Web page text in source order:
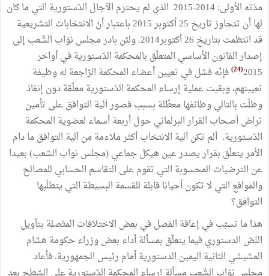
مدّته الأولى: 2014-2015 الذي لم يحترم الآجال الدّستورية التي ما كان
لها أن تتجاوز تاريخ 25 أكتوبر 2015 باعتبار أنّ الانتخابات التشريعية
قد انتظمت بتاريخ 26 أكتوبر2014. ولئن بادر مجلس نوّاب الشّعب إلى
إصدار القانون الأساسي المتعلّق بالمحكمة الدّستورية في أواخر
2015
(24)
فإنّه فشل في تعيين أعضاء المحكمة الرّاجعة له وظيفة
تعيينهم، وبقيت عملية إرساء المحكمة الدّستورية معلّقة دون إنفاذ
وظلّت بالتالي وظائفها معطّلة بسبب قصور آلية التوافق على تأمين
تراض أصحاب القرار البرلماني حول أربعة أسماء لعضوية المحكمة
الدّستورية. ألم تكن آلية الانتخاب أكثر ملاءمة من آلية التوافق ما دام
الأمر يتعلّق بقرار يصدر عين هيكل جماعي (مجلس نواب الشعب) بعيدا
عن الترضيات المحسوبة التي تقوم على التقاسم الحسابي للمصالح
والمواقع التي لا تكون أحيانا قابلة للقسمة البسيطة التي يتطلّبها
التوافق؟
هذا ما تسبّب في إعاقة الفصل في بعض الاختلافات المتّصلة بتأويل
النّصّ الدستوري فيما يتعلّق بمسألة أداء بعض وزراء حكومة هشام
المشيشي الثانية اليمين الدستورية أمام رئيس الجمهورية. فأعاد